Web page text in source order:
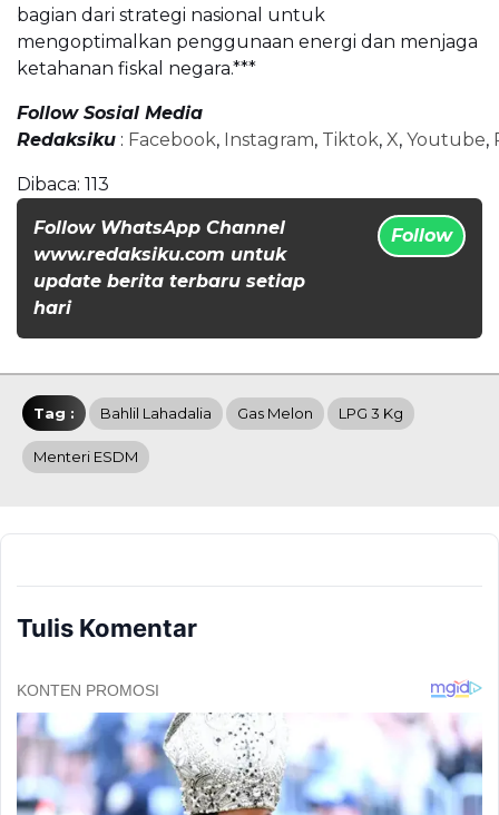
bagian dari strategi nasional untuk
mengoptimalkan penggunaan energi dan menjaga
ketahanan fiskal negara.***
Follow Sosial Media
Redaksiku : Facebook, Instagram, Tiktok, X, Youtube,
Dibaca: 113
Follow WhatsApp Channel
www.redaksiku.com untuk
update berita terbaru setiap
hari
Follow
Tag : Bahlil Lahadalia Gas Melon LPG 3 Kg
Menteri ESDM
Tulis Komentar